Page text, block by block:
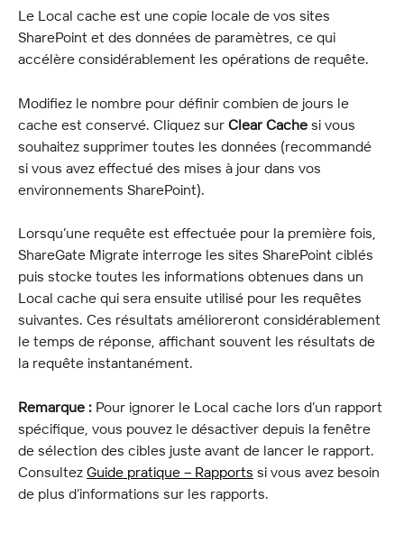
Le Local cache est une copie locale de vos sites
SharePoint et des données de paramètres, ce qui
accélère considérablement les opérations de requête.
Modifiez le nombre pour définir combien de jours le
cache est conservé. Cliquez sur Clear Cache si vous
souhaitez supprimer toutes les données (recommandé
si vous avez effectué des mises à jour dans vos
environnements SharePoint).
Lorsqu’une requête est effectuée pour la première fois,
ShareGate Migrate interroge les sites SharePoint ciblés
puis stocke toutes les informations obtenues dans un
Local cache qui sera ensuite utilisé pour les requêtes
suivantes. Ces résultats amélioreront considérablement
le temps de réponse, affichant souvent les résultats de
la requête instantanément.
Remarque : Pour ignorer le Local cache lors d’un rapport
spécifique, vous pouvez le désactiver depuis la fenêtre
de sélection des cibles juste avant de lancer le rapport.
Consultez Guide pratique – Rapports si vous avez besoin
de plus d’informations sur les rapports.